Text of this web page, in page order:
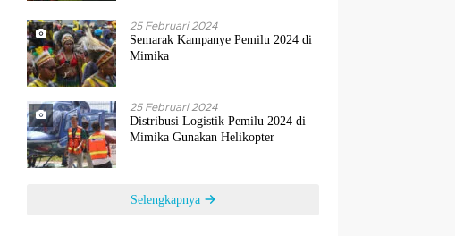
25 Februari 2024
Semarak Kampanye Pemilu 2024 di
Mimika
25 Februari 2024
Distribusi Logistik Pemilu 2024 di
Mimika Gunakan Helikopter
Selengkapnya